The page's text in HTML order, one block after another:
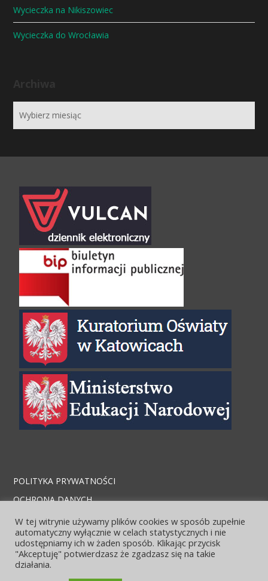
Wycieczka na Nikiszowiec
Wycieczka do Wrocławia
POLITYKA PRYWATNOŚCI
OCHRONA DANYCH
STRONA ARCHIWALNA
KONTAKT I LOKALIZACJA
W tej witrynie używamy plików cookies w sposób zupełnie
automatyczny wyłącznie w celach statystycznych i nie
udostępniamy ich w żaden sposób. Klikając przycisk
"Akceptuję" potwierdzasz że zgadzasz się na takie
działania.